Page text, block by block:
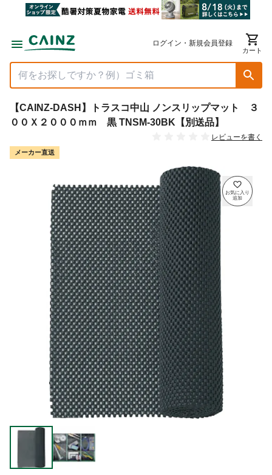
ログイン・新規会員登録
カート
【CAINZ-DASH】トラスコ中山 ノンスリップマット ３
００Ｘ２０００ｍｍ 黒 TNSM-30BK【別送品】
レビューを書く
メーカー直送